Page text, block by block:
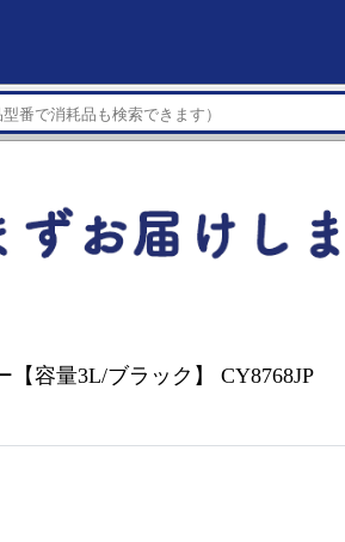
容量3L/ブラック】 CY8768JP